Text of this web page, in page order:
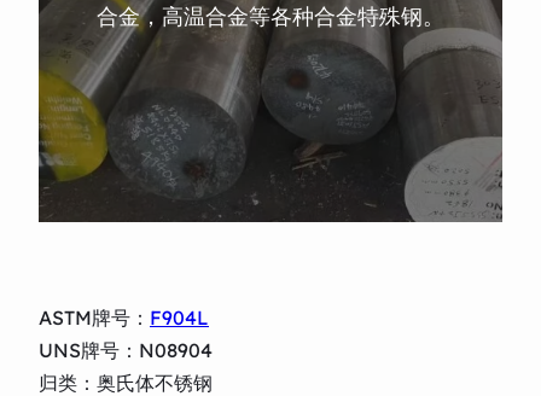
合金，高温合金等各种合金特殊钢。
ASTM牌号： F904L
UNS牌号：N08904
归类：奥氏体不锈钢